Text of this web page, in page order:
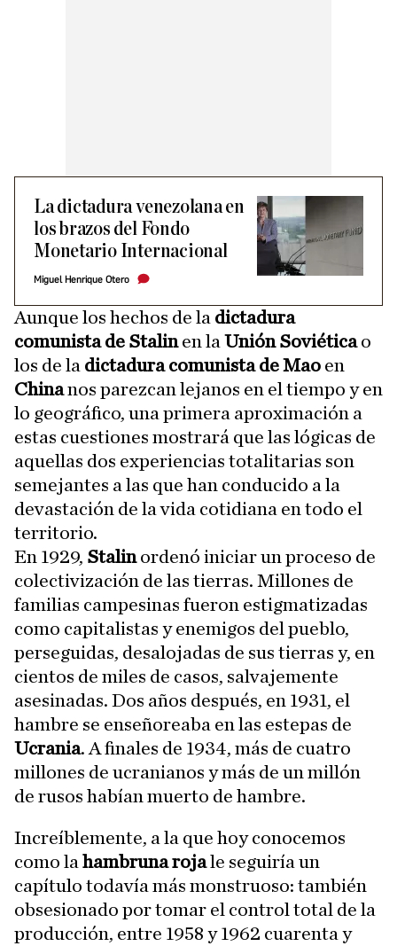
La dictadura venezolana en
los brazos del Fondo
Monetario Internacional
Miguel Henrique Otero
Aunque los hechos de la dictadura
comunista de Stalinen la Unión Soviéticao
los de la dictadura comunista de Mao en
Chinanos parezcan lejanos en el tiempo y en
lo geográfico, una primera aproximación a
estas cuestiones mostrará que las lógicas de
aquellas dos experiencias totalitarias son
semejantes a las que han conducido a la
devastación de la vida cotidiana en todo el
territorio.
En 1929, Stalinordenó iniciar un proceso de
colectivización de las tierras. Millones de
familias campesinas fueron estigmatizadas
como capitalistas y enemigos del pueblo,
perseguidas, desalojadas de sus tierras y, en
cientos de miles de casos, salvajemente
asesinadas. Dos años después, en 1931, el
hambre se enseñoreaba en las estepas de
Ucrania. A finales de 1934, más de cuatro
millones de ucranianos y más de un millón
de rusos habían muerto de hambre.
Increíblemente, a la que hoy conocemos
como la hambruna rojale seguiría un
capítulo todavía más monstruoso: también
obsesionado por tomar el control total de la
producción, entre 1958 y 1962 cuarenta y